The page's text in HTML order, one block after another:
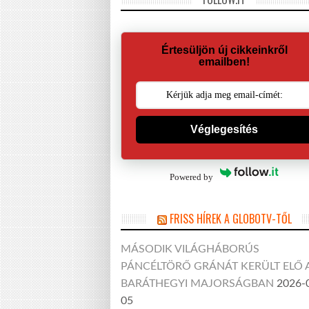
Értesüljön új cikkeinkről
emailben!
Véglegesítés
Powered by
FRISS HÍREK A GLOBOTV-TŐL
MÁSODIK VILÁGHÁBORÚS
PÁNCÉLTÖRŐ GRÁNÁT KERÜLT ELŐ
BARÁTHEGYI MAJORSÁGBAN 2026-
05